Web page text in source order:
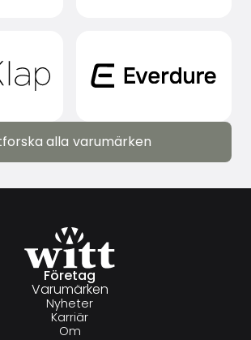
alla varumärken
alla varumärken
Företag
Varumärken
Nyheter
Karriär
Om